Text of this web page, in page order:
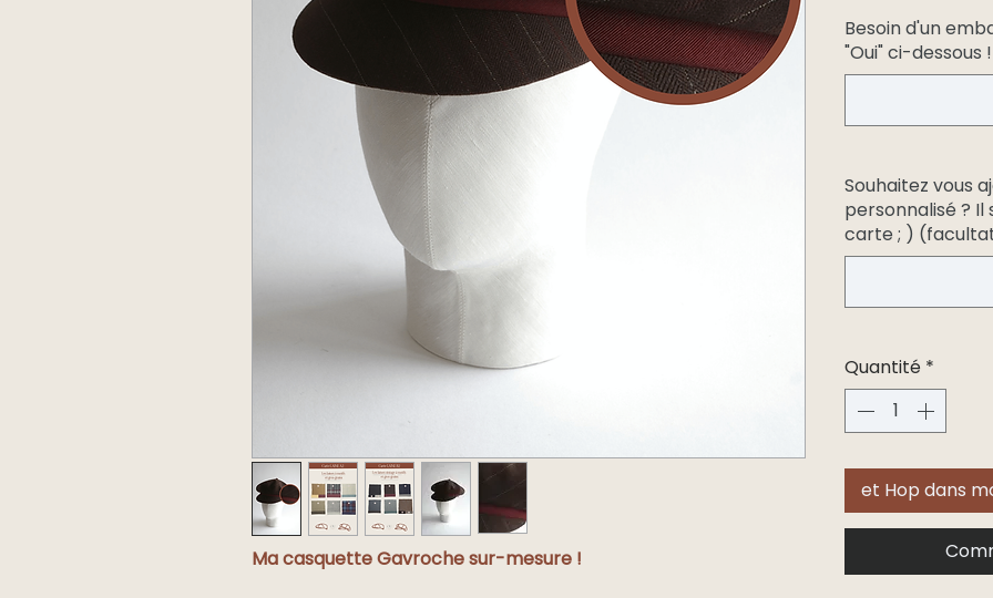
Ma casquette Gavroche sur-mesure !
Besoin d'un
"Oui" ci-
Souhaitez vous
personnalisé ? Il
carte ; )
Quantité *
et Hop dans